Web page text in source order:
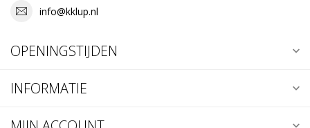
info@kklup.nl
OPENINGSTIJDEN
INFORMATIE